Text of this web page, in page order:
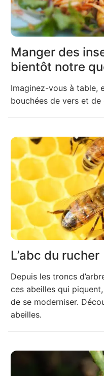
Manger des
bientôt notre
Imaginez-vous à table,
bouchées de vers et
L’abc du rucher
Depuis les troncs
ces abeilles qui
de se moderniser.
abeilles.